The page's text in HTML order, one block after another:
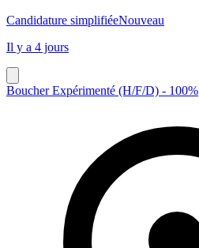
Candidature simplifiéeNouveau
Il y a 4 jours
Boucher Expérimenté (H/F/D) - 100%